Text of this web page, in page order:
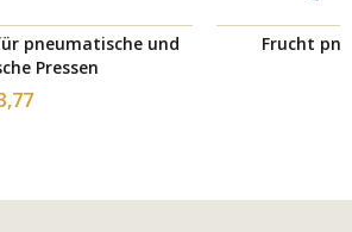
pneumatische und
Pressen
Frucht